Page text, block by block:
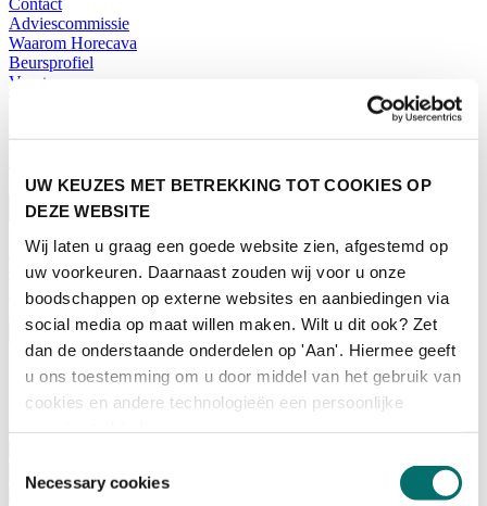
UW KEUZES MET BETREKKING TOT COOKIES OP
DEZE WEBSITE
Wij laten u graag een goede website zien, afgestemd op
uw voorkeuren. Daarnaast zouden wij voor u onze
boodschappen op externe websites en aanbiedingen via
social media op maat willen maken. Wilt u dit ook? Zet
dan de onderstaande onderdelen op 'Aan'. Hiermee geeft
u ons toestemming om u door middel van het gebruik van
cookies en andere technologieën een persoonlijke
Necessary cookies
Contact
Adviescommissie
Waarom Horecava
Beursprofiel
Vacatures
TICKETS HORECAVA
Contact
Perskamer
Nederlands
English
Adverteren